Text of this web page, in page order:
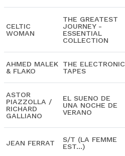
CELTIC
WOMAN
THE GREATEST
JOURNEY -
ESSENTIAL
COLLECTION
AHMED MALEK
& FLAKO
THE ELECTRONIC
TAPES
ASTOR
PIAZZOLLA /
RICHARD
GALLIANO
EL SUENO DE
UNA NOCHE DE
VERANO
JEAN FERRAT
S/T (LA FEMME
EST...)